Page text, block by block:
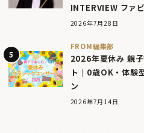
INTERVIEW ファ
2026年7月28日
FROM編集部
2026年夏休み 親
ト｜0歳OK・体験
ン
2026年7月14日